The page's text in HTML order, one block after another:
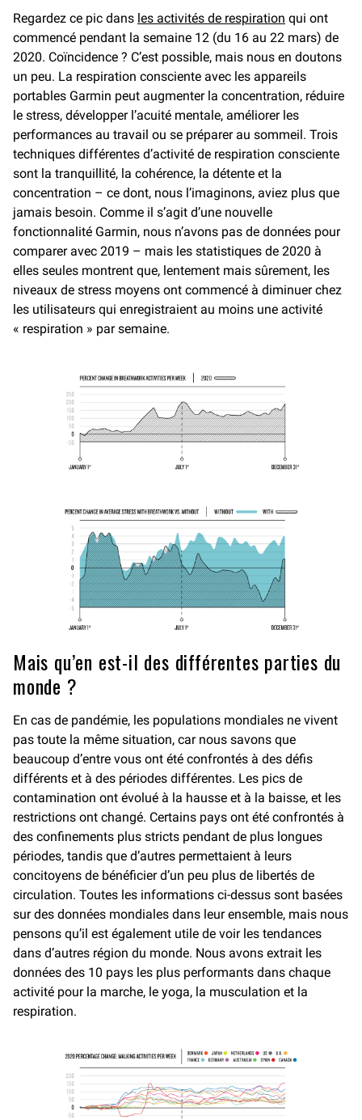
Regardez ce pic dans les activités de respiration qui ont
commencé pendant la semaine 12 (du 16 au 22 mars) de
2020. Coïncidence ? C’est possible, mais nous en doutons
un peu. La respiration consciente avec les appareils
portables Garmin peut augmenter la concentration, réduire
le stress, développer l’acuité mentale, améliorer les
performances au travail ou se préparer au sommeil. Trois
techniques différentes d’activité de respiration consciente
sont la tranquillité, la cohérence, la détente et la
concentration – ce dont, nous l’imaginons, aviez plus que
jamais besoin. Comme il s’agit d’une nouvelle
fonctionnalité Garmin, nous n’avons pas de données pour
comparer avec 2019 – mais les statistiques de 2020 à
elles seules montrent que, lentement mais sûrement, les
niveaux de stress moyens ont commencé à diminuer chez
les utilisateurs qui enregistraient au moins une activité
« respiration » par semaine.
Mais qu’en est-il des différentes parties du
monde ?
En cas de pandémie, les populations mondiales ne vivent
pas toute la même situation, car nous savons que
beaucoup d’entre vous ont été confrontés à des défis
différents et à des périodes différentes. Les pics de
contamination ont évolué à la hausse et à la baisse, et les
restrictions ont changé. Certains pays ont été confrontés à
des confinements plus stricts pendant de plus longues
périodes, tandis que d’autres permettaient à leurs
concitoyens de bénéficier d’un peu plus de libertés de
circulation. Toutes les informations ci-dessus sont basées
sur des données mondiales dans leur ensemble, mais nous
pensons qu’il est également utile de voir les tendances
dans d’autres région du monde. Nous avons extrait les
données des 10 pays les plus performants dans chaque
activité pour la marche, le yoga, la musculation et la
respiration.